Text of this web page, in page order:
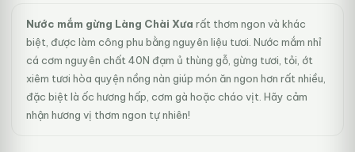
90.000₫.
là:
65.000₫.
Nước mắm gừng Làng Chài Xưa rất thơm ngon và khác
biệt, được làm công phu bằng nguyên liệu tươi. Nước mắm nhỉ
cá cơm nguyên chất 40N đạm ủ thùng gỗ, gừng tươi, tỏi, ớt
xiêm tươi hòa quyện nồng nàn giúp món ăn ngon hơn rất nhiều,
đặc biệt là ốc hương hấp, cơm gà hoặc cháo vịt. Hãy cảm
nhận hương vị thơm ngon tự nhiên!